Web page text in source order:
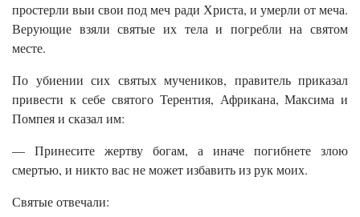
простерли выи свои под меч ради Христа, и умерли от меча.
Верующие взяли святые их тела и погребли на святом
месте.
По убиении сих святых мучеников, правитель приказал
привести к себе святого Терентия, Африкана, Максима и
Помпея и сказал им:
— Принесите жертву богам, а иначе погибнете злою
смертью, и никто вас не может избавить из рук моих.
Святые отвечали: